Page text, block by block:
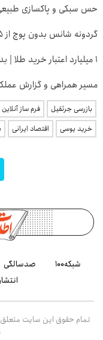
حس سبکی و پاکسازی طبیعی بدن
گردونه شانس بدون پوچ از PS5 تا آیفون17 و بیت کوین 🔥
۱ میلیارد اعتبار خرید طلا | بدون ضامن و چک
مسیر همراهی و گزارش عملکرد
بازرسی جرثقیل فرم ساز آنلاین
خرید یوسی
اقتصاد ایرانی
شبکه۱۰۰ صدسالگی
تمام حقوق این سایت متعلق